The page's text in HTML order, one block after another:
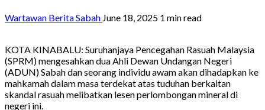
Wartawan Berita Sabah June 18, 2025 1 min read
KOTA KINABALU: Suruhanjaya Pencegahan Rasuah Malaysia
(SPRM) mengesahkan dua Ahli Dewan Undangan Negeri
(ADUN) Sabah dan seorang individu awam akan dihadapkan ke
mahkamah dalam masa terdekat atas tuduhan berkaitan
skandal rasuah melibatkan lesen perlombongan mineral di
negeri ini.